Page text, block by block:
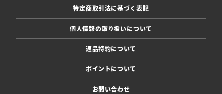
特定商取引法に基づく表記
個人情報の取り扱いについて
返品特約について
ポイントについて
お問い合わせ